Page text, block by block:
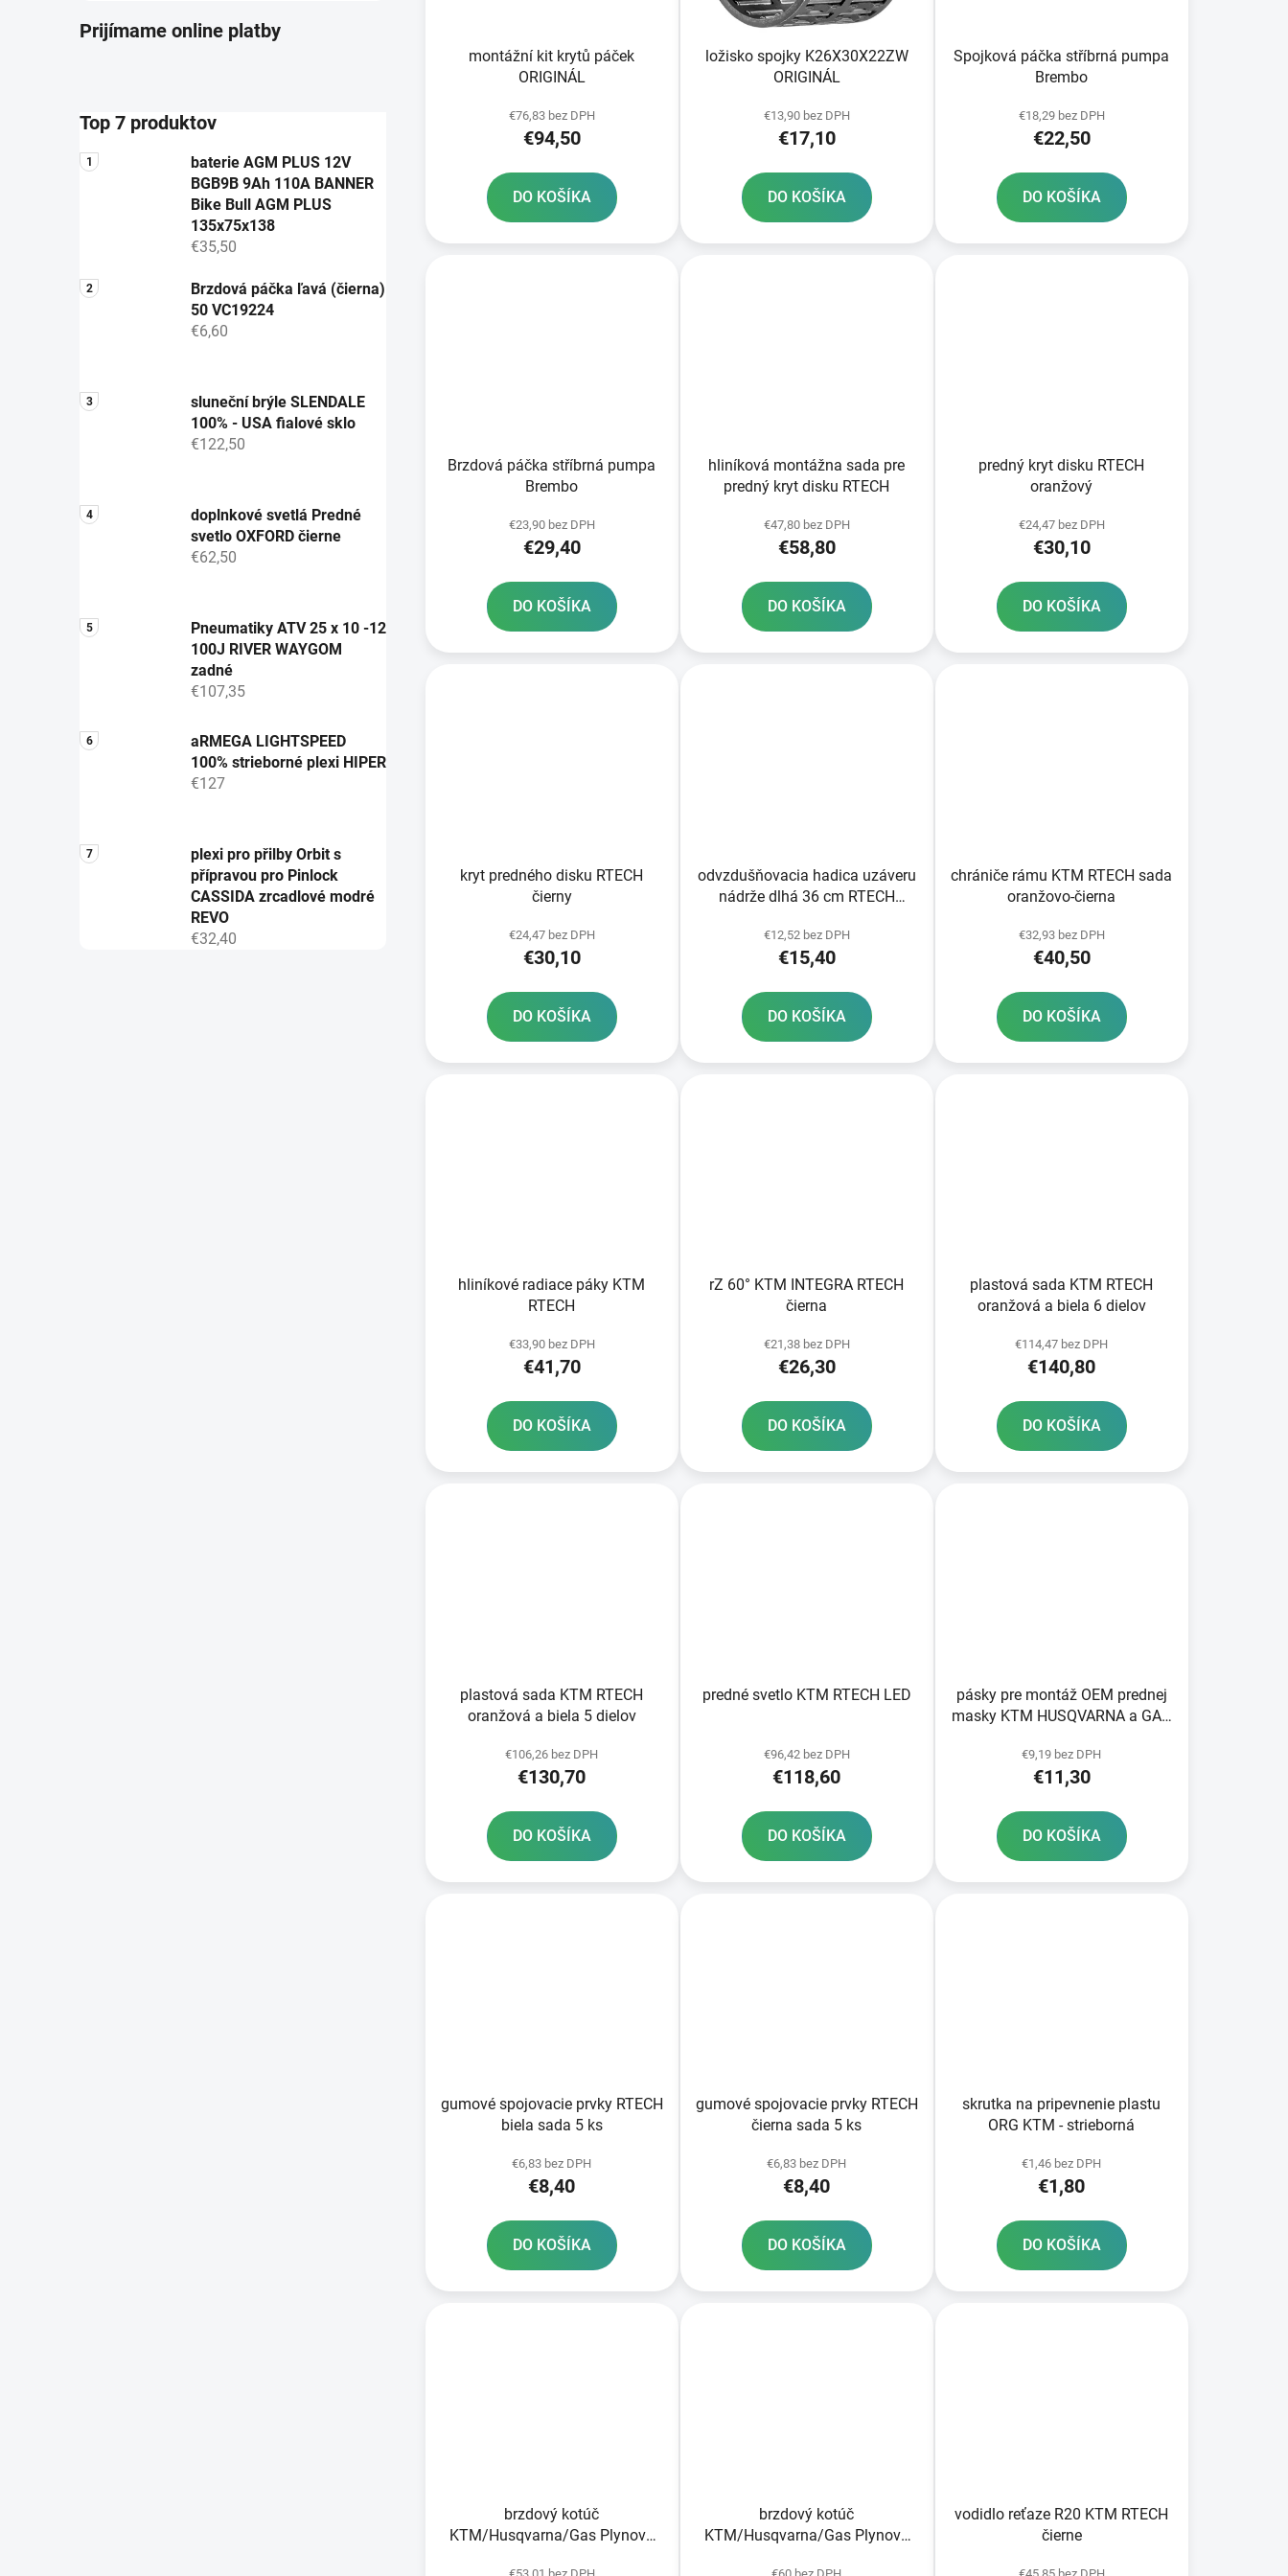
Prijímame online platby
Top 7 produktov
baterie AGM PLUS 12V
BGB9B 9Ah 110A BANNER
Bike Bull AGM PLUS
135x75x138
€35,50
Brzdová páčka ľavá (čierna)
50 VC19224
€6,60
sluneční brýle SLENDALE
100% - USA fialové sklo
€122,50
doplnkové svetlá Predné
svetlo OXFORD čierne
€62,50
Pneumatiky ATV 25 x 10 -12
100J RIVER WAYGOM
zadné
€107,35
aRMEGA LIGHTSPEED
100% strieborné plexi HIPER
€127
plexi pro přilby Orbit s
přípravou pro Pinlock
CASSIDA zrcadlové modré
REVO
€32,40
o
montážní kit krytů páček
ORIGINÁL
€76,83 bez DPH
€94,50
DO KOŠÍKA
ložisko spojky K26X30X22ZW
ORIGINÁL
€13,90 bez DPH
€17,10
DO KOŠÍKA
Spojková páčka stříbrná pumpa
Brembo
€18,29 bez DPH
€22,50
DO KOŠÍKA
Brzdová páčka stříbrná pumpa
Brembo
€23,90 bez DPH
€29,40
DO KOŠÍKA
hliníková montážna sada pre
predný kryt disku RTECH
€47,80 bez DPH
€58,80
DO KOŠÍKA
predný kryt disku RTECH
oranžový
€24,47 bez DPH
€30,10
DO KOŠÍKA
kryt predného disku RTECH
čierny
€24,47 bez DPH
€30,10
DO KOŠÍKA
odvzdušňovacia hadica uzáveru
nádrže dlhá 36 cm RTECH
€12,52 bez DPH
€15,40
DO KOŠÍKA
chrániče rámu KTM RTECH sada
oranžovo-čierna
€32,93 bez DPH
€40,50
DO KOŠÍKA
hliníkové radiace páky KTM
RTECH
€33,90 bez DPH
€41,70
DO KOŠÍKA
rZ 60° KTM INTEGRA RTECH
čierna
€21,38 bez DPH
€26,30
DO KOŠÍKA
plastová sada KTM RTECH
oranžová a biela 6 dielov
€114,47 bez DPH
€140,80
DO KOŠÍKA
plastová sada KTM RTECH
oranžová a biela 5 dielov
€106,26 bez DPH
€130,70
DO KOŠÍKA
predné svetlo KTM RTECH LED
€96,42 bez DPH
€118,60
DO KOŠÍKA
pásky pre montáž OEM prednej
masky KTM HUSQVARNA a GAS
€9,19 bez DPH
€11,30
DO KOŠÍKA
gumové spojovacie prvky RTECH
biela sada 5 ks
€6,83 bez DPH
€8,40
DO KOŠÍKA
gumové spojovacie prvky RTECH
čierna sada 5 ks
€6,83 bez DPH
€8,40
DO KOŠÍKA
skrutka na pripevnenie plastu
ORG KTM - strieborná
€1,46 bez DPH
€1,80
DO KOŠÍKA
brzdový kotúč
KTM/Husqvarna/Gas Plynová
brzdový kotúč
KTM/Husqvarna/Gas Plynová
vodidlo reťaze R20 KTM RTECH
čierne